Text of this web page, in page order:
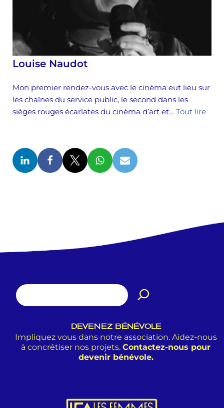
Louise Naudot
Mon premier rendez-vous avec le cinéma eut lieu sur
les chaînes du service public, le second dans les
sièges rouges écarlates du cinéma d’art et… Tout lire
DEVENEZ BÉNÉVOLE
Impliquez vous dans notre association. Aidez-nous
à concrétiser nos projets. Contactez-nous pour
devenir bénévole.